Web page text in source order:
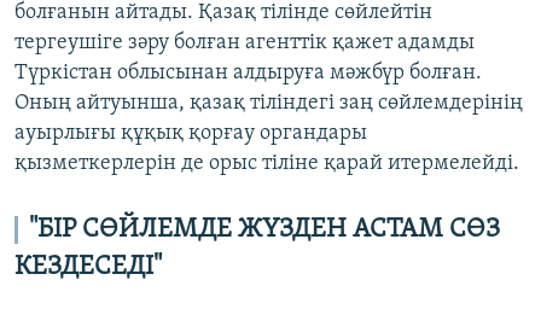
болғанын айтады. Қазақ тілінде сөйлейтін
тергеушіге зәру болған агенттік қажет адамды
Түркістан облысынан алдыруға мәжбүр болған.
Оның айтуынша, қазақ тіліндегі заң сөйлемдерінің
ауырлығы құқық қорғау органдары
қызметкерлерін де орыс тіліне қарай итермелейді.
"БІР СӨЙЛЕМДЕ ЖҮЗДЕН АСТАМ СӨЗ
КЕЗДЕСЕДІ"